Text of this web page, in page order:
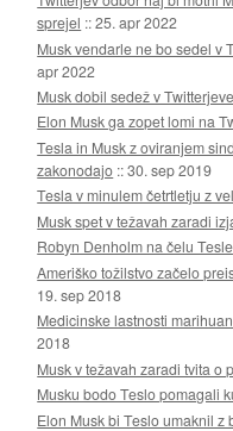
sprejel ::25. apr 2022
Musk vendarle ne bo sedel v
apr 2022
Musk dobil sedež v
Elon Musk ga zopet lomi na
Tesla in Musk z oviranjem
zakonodajo ::30. sep 2019
Tesla v minulem četrtletju z
Musk spet v težavah zaradi
Robyn Denholm na čelu Tesle
Ameriško tožilstvo začelo
19. sep 2018
Medicinske lastnosti
2018
Musk v težavah zaradi tvita o
Musku bodo Teslo pomagali
Elon Musk bi Teslo umaknil z